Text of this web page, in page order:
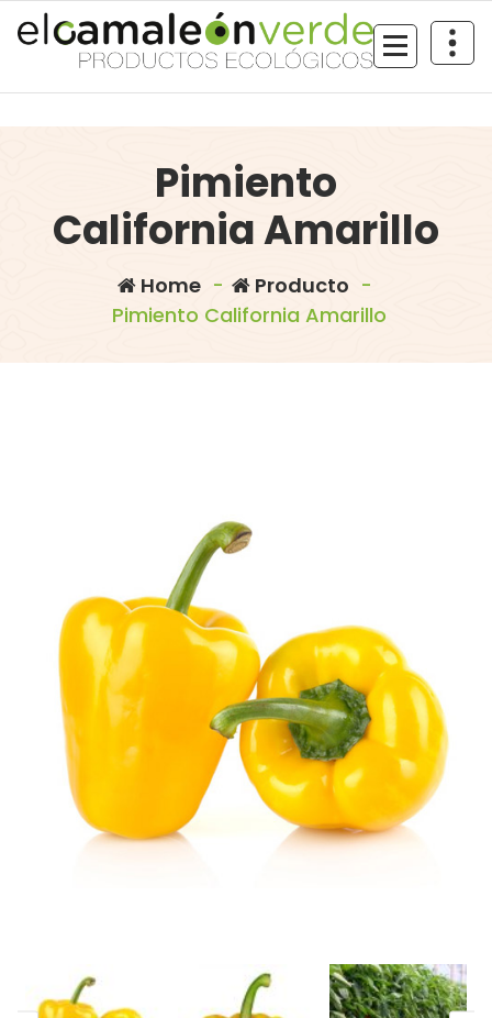
Pimiento
California Amarillo
Home- Producto -
Pimiento California Amarillo